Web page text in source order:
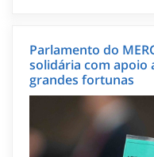
Parlamento do
solidária com apoio
grandes fortunas